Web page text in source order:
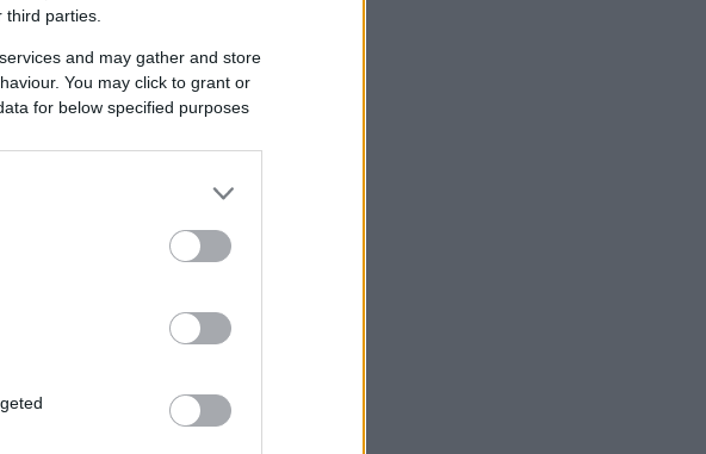
parties.
and may gather and store
You may click to grant or
for below specified purposes